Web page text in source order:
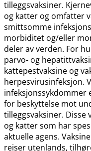
tilleggsvaksiner.
og katter og omfatter
smittsomme
morbiditet og​/​eller
deler av verden. For
parvo- og
kattepestvaksine og
herpesvirusinfeksjon.
infeksjonssykdommer
for beskyttelse mot
tilleggsvaksiner. Disse
og katter som har
aktuelle agens.
reiser utenlands,